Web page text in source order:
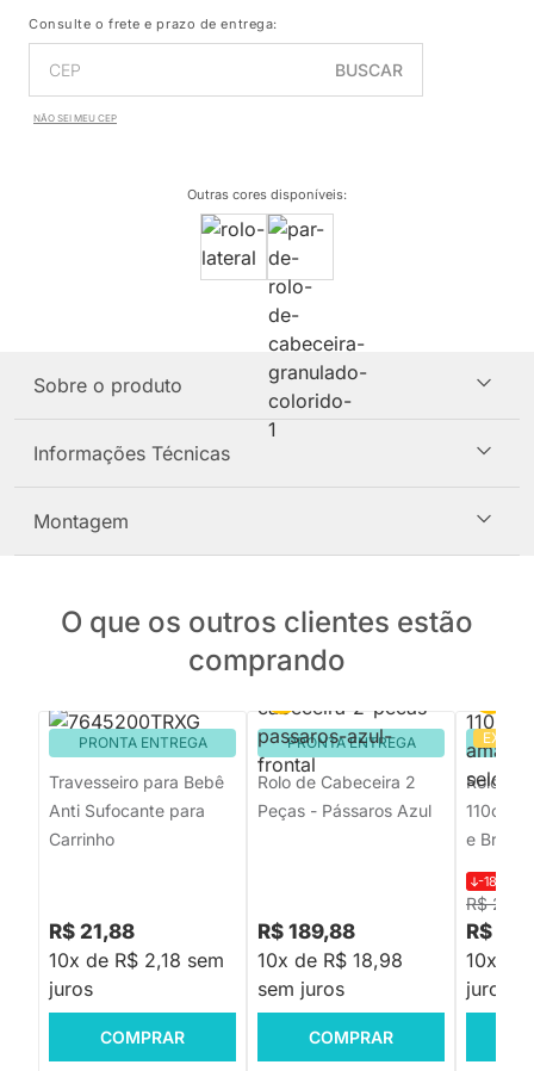
Consulte o frete e prazo de entrega:
BUSCAR
NÃO SEI MEU CEP
Outras cores disponíveis:
Sobre o produto
Informações Técnicas
Montagem
O que os outros clientes estão
comprando
PRONTA ENTREGA
Travesseiro para Bebê
Anti Sufocante para
Carrinho
R$ 21,88
10x de R$ 2,18 sem
juros
COMPRAR
PRONTA ENTREGA
Rolo de Cabeceira 2
Peças - Pássaros Azul
R$ 189,88
10x de R$ 18,98
sem juros
COMPRAR
Rolo 2
110cm
e Branco
R$
-18%
R$
10x de
juros